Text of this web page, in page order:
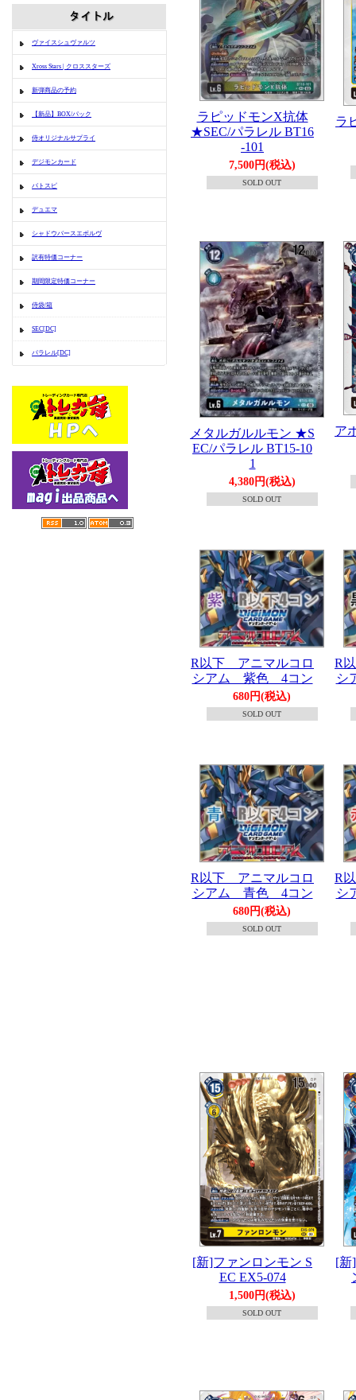
ヴァイスシュヴァルツ
Xross Stars | クロススターズ
新弾商品の予約
【新品】BOX/パック
侍オリジナルサプライ
デジモンカード
バトスピ
デュエマ
シャドウバースエボルヴ
訳有特価コーナー
期間限定特価コーナー
侍袋/箱
SEC[DC]
パラレル[DC]
ラピッドモンX抗体
★SEC/パラレル BT16
-101
7,500円(税込)
SOLD OUT
ラ
メタルガルルモン ★S
EC/パラレル BT15-10
1
4,380円(税込)
SOLD OUT
ア
R以下 アニマルコロ
シアム 紫色 4コン
680円(税込)
SOLD OUT
R
シ
R以下 アニマルコロ
シアム 青色 4コン
680円(税込)
SOLD OUT
R
シ
[新]ファンロンモン S
EC EX5-074
1,500円(税込)
SOLD OUT
[新